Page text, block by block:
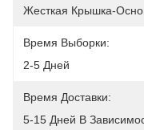
Жесткая Крышка-
Время Выборки:
2-5 Дней
Время Доставки:
5-15 Дней В